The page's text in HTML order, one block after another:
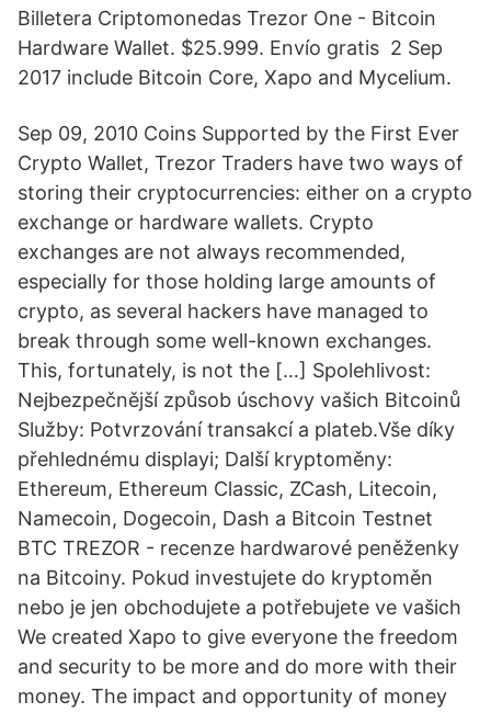
Billetera Criptomonedas Trezor One - Bitcoin
Hardware Wallet. $25.999. Envío gratis 2 Sep
2017 include Bitcoin Core, Xapo and Mycelium.
Sep 09, 2010 Coins Supported by the First Ever
Crypto Wallet, Trezor Traders have two ways of
storing their cryptocurrencies: either on a crypto
exchange or hardware wallets. Crypto
exchanges are not always recommended,
especially for those holding large amounts of
crypto, as several hackers have managed to
break through some well-known exchanges.
This, fortunately, is not the […] Spolehlivost:
Nejbezpečnější způsob úschovy vašich Bitcoinů
Služby: Potvrzování transakcí a plateb.Vše díky
přehlednému displayi; Další kryptoměny:
Ethereum, Ethereum Classic, ZCash, Litecoin,
Namecoin, Dogecoin, Dash a Bitcoin Testnet
BTC TREZOR - recenze hardwarové peněženky
na Bitcoiny. Pokud investujete do kryptoměn
nebo je jen obchodujete a potřebujete ve vašich
We created Xapo to give everyone the freedom
and security to be more and do more with their
money. The impact and opportunity of money